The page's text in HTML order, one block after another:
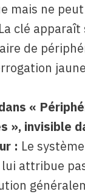
mais ne
clé
de
«
», invisible
: Le
lui attribue